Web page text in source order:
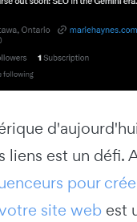
liens est un défi.
pour
site web est